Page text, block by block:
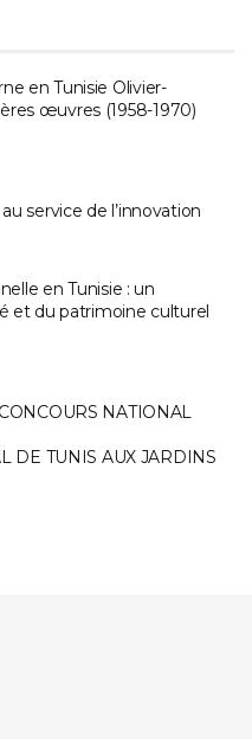
en Tunisie Olivier-
œuvres (1958-1970)
service de l’innovation
en Tunisie : un
et du patrimoine culturel
NATIONAL
DE TUNIS AUX JARDINS